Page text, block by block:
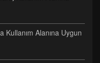
Alanına Uygun